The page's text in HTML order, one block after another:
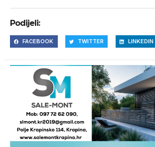
Podijeli:
FACEBOOK TWITTER LINKEDIN